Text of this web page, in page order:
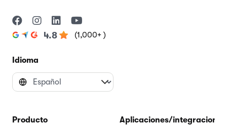
4.8 (1,000+ )
Idioma
Producto
Aplicaciones/integraciones